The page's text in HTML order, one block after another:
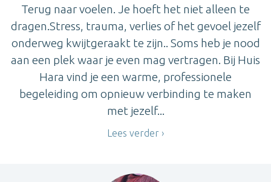
Terug naar voelen. Je hoeft het niet alleen te
dragen.Stress, trauma, verlies of het gevoel jezelf
onderweg kwijtgeraakt te zijn.. Soms heb je nood
aan een plek waar je even mag vertragen. Bij Huis
Hara vind je een warme, professionele
begeleiding om opnieuw verbinding te maken
met jezelf...
Lees verder